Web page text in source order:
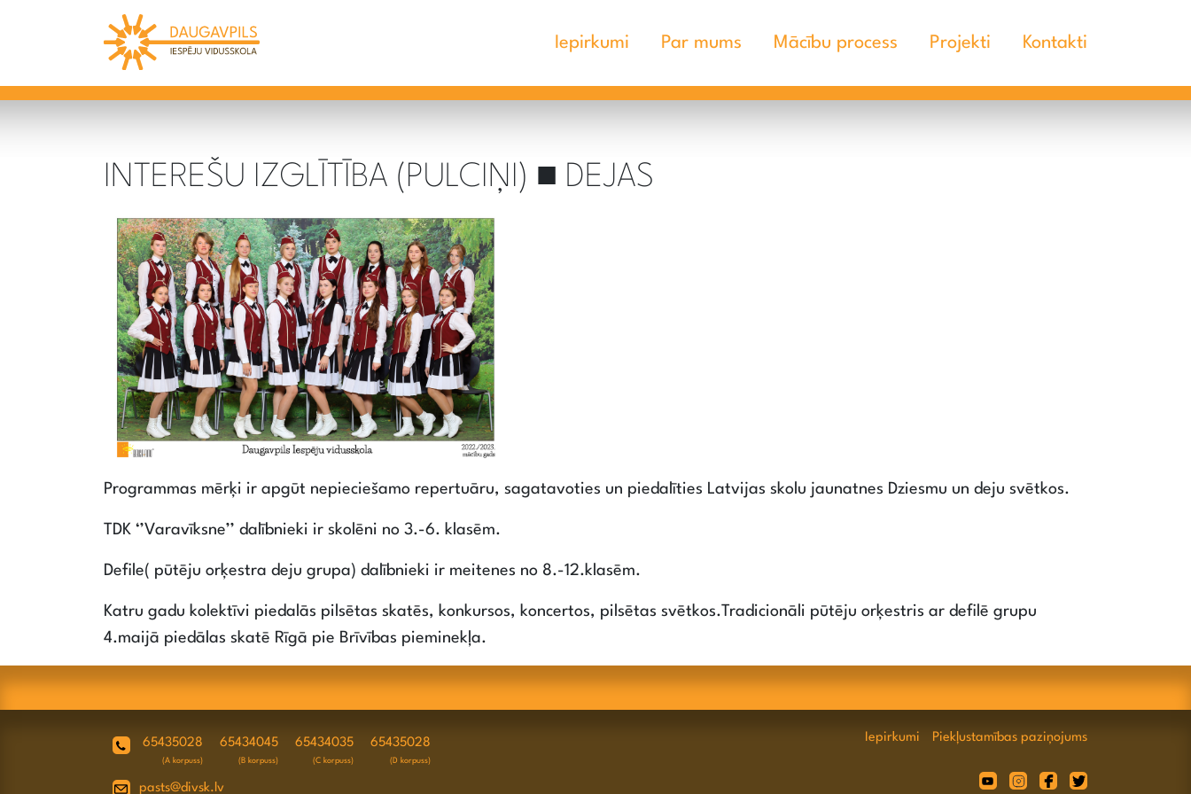
Iepirkumi Par mums Mācību process Projekti Kontakti
INTEREŠU IZGLĪTĪBA (PULCIŅI) ■ DEJAS
Programmas mērķi ir apgūt nepieciešamo repertuāru, sagatavoties un piedalīties Latvijas skolu jaunatnes Dziesmu un deju svētkos.
TDK ‘’Varavīksne’’ dalībnieki ir skolēni no 3.-6. klasēm.
Defile( pūtēju orķestra deju grupa) dalībnieki ir meitenes no 8.-12.klasēm.
Katru gadu kolektīvi piedalās pilsētas skatēs, konkursos, koncertos, pilsētas svētkos.Tradicionāli pūtēju orķestris ar defilē grupu
4.maijā piedālas skatē Rīgā pie Brīvības pieminekļa.
65435028
(A korpuss)
65434045
(B korpuss)
65434035
(C korpuss)
65435028
(D korpuss)
pasts@divsk.lv
Iepirkumi Piekļustamības paziņojums